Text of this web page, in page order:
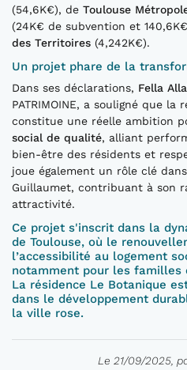
(54,6K€), de Toulouse
(24K€ de subvention et
des Territoires (4,242K€).
Un projet phare de la
Dans ses déclarations, Fella
PATRIMOINE, a souligné que la
constitue une réelle ambition
social de qualité, alliant
bien-être des résidents et
joue également un rôle clé
Guillaumet, contribuant à son
attractivité.
Ce projet s'inscrit dans la
de Toulouse, où le
l’accessibilité au logement
notamment pour les familles
La résidence Le Botanique
dans le développement
la ville rose.
Le 21/09/2025,